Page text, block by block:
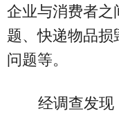
企业与消费者之
题、快递物品
问题等。
经调查发现